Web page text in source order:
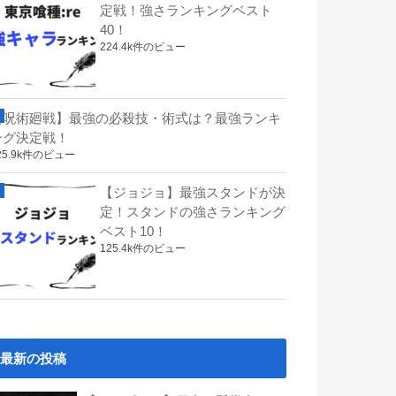
定戦！強さランキングベスト
40！
224.4k件のビュー
呪術廻戦】最強の必殺技・術式は？最強ランキ
決定戦！
件のビュー
【ジョジョ】最強スタンドが決
定！スタンドの強さランキング
ベスト10！
125.4k件のビュー
最新の投稿